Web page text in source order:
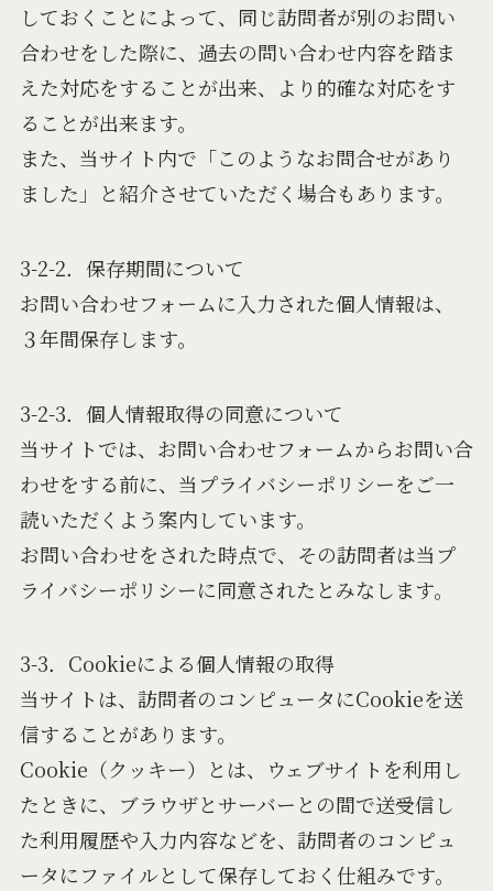
しておくことによって、同じ訪問者が別のお問い
合わせをした際に、過去の問い合わせ内容を踏ま
えた対応をすることが出来、より的確な対応をす
ることが出来ます。
また、当サイト内で「このようなお問合せがあり
ました」と紹介させていただく場合もあります。
3-2-2．保存期間について
お問い合わせフォームに入力された個人情報は、
３年間保存します。
3-2-3．個人情報取得の同意について
当サイトでは、お問い合わせフォームからお問い合
わせをする前に、当プライバシーポリシーをご一
読いただくよう案内しています。
お問い合わせをされた時点で、その訪問者は当プ
ライバシーポリシーに同意されたとみなします。
3-3．Cookieによる個人情報の取得
当サイトは、訪問者のコンピュータにCookieを送
信することがあります。
Cookie（クッキー）とは、ウェブサイトを利用し
たときに、ブラウザとサーバーとの間で送受信し
た利用履歴や入力内容などを、訪問者のコンピュ
ータにファイルとして保存しておく仕組みです。